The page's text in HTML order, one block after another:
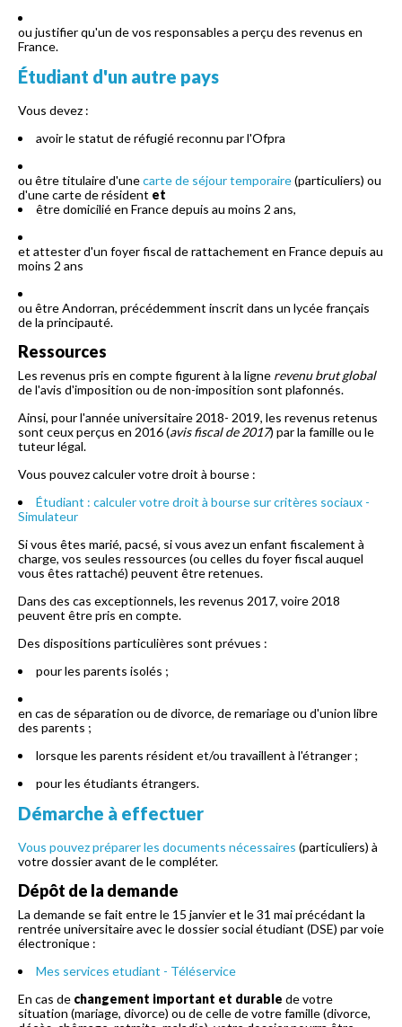
ou justifier qu'un de vos responsables a perçu des revenus en
France.
Étudiant d'un autre pays
Vous devez :
avoir le statut de réfugié reconnu par l'Ofpra
ou être titulaire d'unecarte de séjour temporaire(particuliers) ou
d'une carte de résident et
être domicilié en France depuis au moins 2 ans,
et attester d'un foyer fiscal de rattachement en France depuis au
moins 2 ans
ou être Andorran, précédemment inscrit dans un lycée français
de la principauté.
Ressources
Les revenus pris en compte figurent à la ligne revenu brut global
de l'avis d'imposition ou de non-imposition sont plafonnés.
Ainsi, pour l'année universitaire 2018- 2019, les revenus retenus
sont ceux perçus en 2016 (avis fiscal de 2017) par la famille ou le
tuteur légal.
Vous pouvez calculer votre droit à bourse :
Étudiant : calculer votre droit à bourse sur critères sociaux -
Simulateur
Si vous êtes marié, pacsé, si vous avez un enfant fiscalement à
charge, vos seules ressources (ou celles du foyer fiscal auquel
vous êtes rattaché) peuvent être retenues.
Dans des cas exceptionnels, les revenus 2017, voire 2018
peuvent être pris en compte.
Des dispositions particulières sont prévues :
pour les parents isolés ;
en cas de séparation ou de divorce, de remariage ou d'union libre
des parents ;
lorsque les parents résident et/ou travaillent à l'étranger ;
pour les étudiants étrangers.
Démarche à effectuer
Vous pouvezpréparer les documents nécessaires (particuliers) à
votre dossier avant de le compléter.
Dépôt de la demande
La demande se fait entre le 15 janvier et le 31 mai précédant la
rentrée universitaire avec le dossier social étudiant (DSE) par voie
électronique :
Mes services etudiant - Téléservice
En cas de changement important et durable de votre
situation (mariage, divorce) ou de celle de votre famille (divorce,